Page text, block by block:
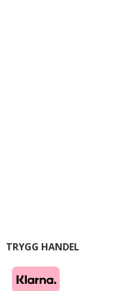
TRYGG HANDEL